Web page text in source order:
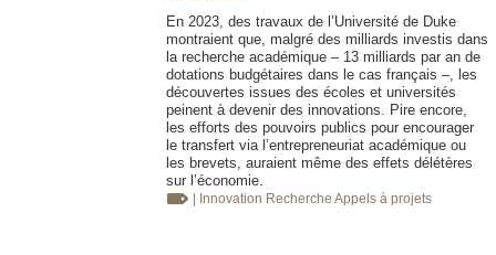
En 2023, des travaux de l’Université de Duke
montraient que, malgré des milliards investis dans
la recherche académique – 13 milliards par an de
dotations budgétaires dans le cas français –, les
découvertes issues des écoles et universités
peinent à devenir des innovations. Pire encore,
les efforts des pouvoirs publics pour encourager
le transfert via l’entrepreneuriat académique ou
les brevets, auraient même des effets délétères
sur l’économie.
| Innovation Recherche Appels à projets